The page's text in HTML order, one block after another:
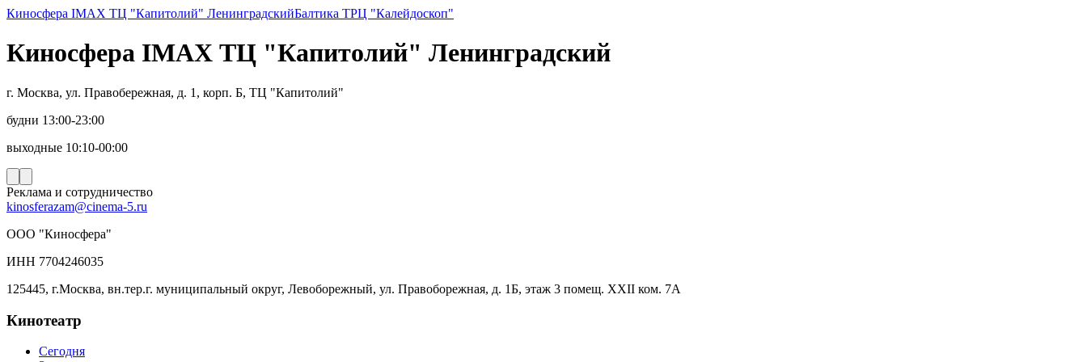
Киносфера IMAX ТЦ "Капитолий" ЛенинградскийБалтика ТРЦ "Калейдоскоп"
Киносфера IMAX ТЦ "Капитолий" Ленинградский
г. Москва, ул. Правобережная, д. 1, корп. Б, ТЦ "Капитолий"
будни 13:00-23:00
выходные 10:10-00:00
Реклама и сотрудничество
kinosferazam@cinema-5.ru
ООО "Киносфера"
ИНН 7704246035
125445, г.Москва, вн.тер.г. муниципальный округ, Левоборежный, ул. Правоборежная, д. 1Б, этаж 3 помещ. XXII ком. 7А
Кинотеатр
Сегодня